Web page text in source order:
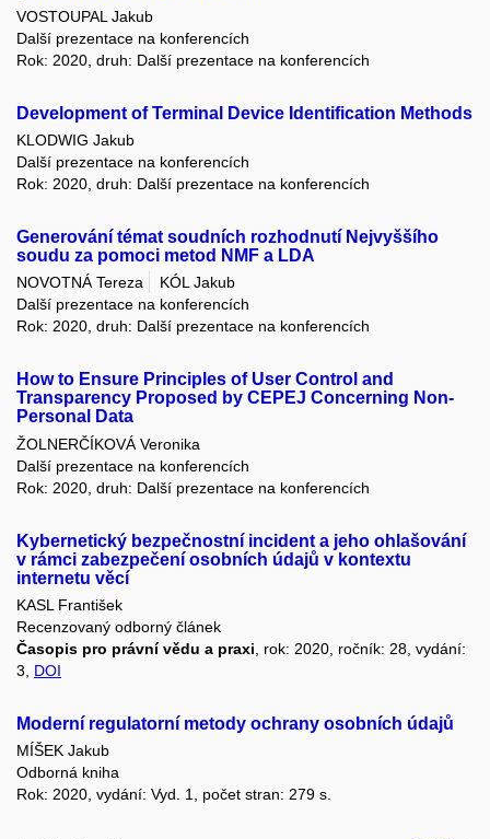
VOSTOUPAL Jakub
Další prezentace na konferencích
Rok: 2020, druh: Další prezentace na konferencích
Development of Terminal Device Identification Methods
KLODWIG Jakub
Další prezentace na konferencích
Rok: 2020, druh: Další prezentace na konferencích
Generování témat soudních rozhodnutí Nejvyššího
soudu za pomoci metod NMF a LDA
NOVOTNÁ Tereza
KÓL Jakub
Další prezentace na konferencích
Rok: 2020, druh: Další prezentace na konferencích
How to Ensure Principles of User Control and
Transparency Proposed by CEPEJ Concerning Non-
Personal Data
ŽOLNERČÍKOVÁ Veronika
Další prezentace na konferencích
Rok: 2020, druh: Další prezentace na konferencích
Kybernetický bezpečnostní incident a jeho ohlašování
v rámci zabezpečení osobních údajů v kontextu
internetu věcí
KASL František
Recenzovaný odborný článek
Časopis pro právní vědu a praxi , rok: 2020, ročník: 28, vydání:
3, DOI
Moderní regulatorní metody ochrany osobních údajů
MÍŠEK Jakub
Odborná kniha
Rok: 2020, vydání: Vyd. 1, počet stran: 279 s.